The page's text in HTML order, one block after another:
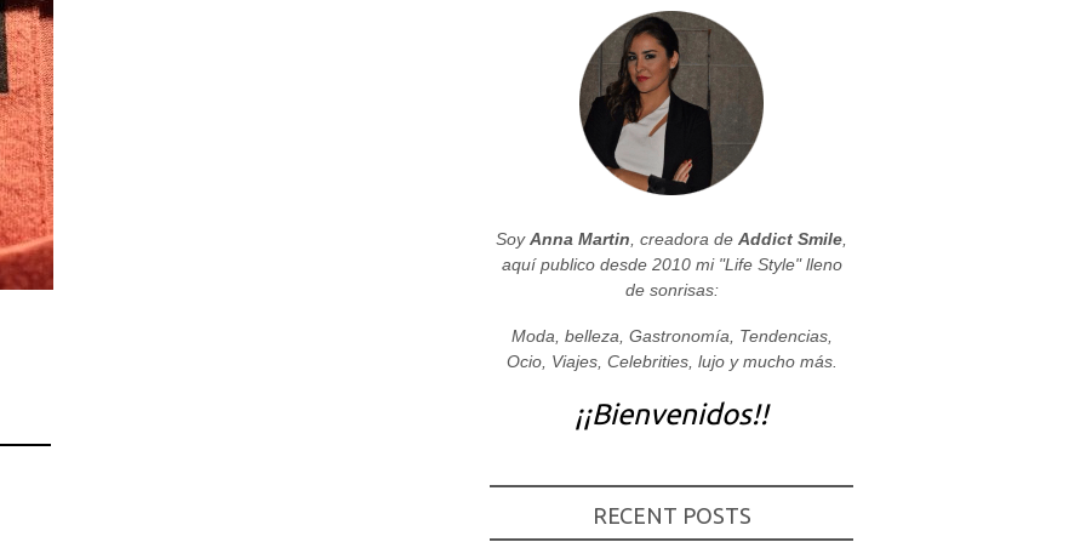
SoyAnna Martin , creadora de Addict Smile
aquí publico desde 2010 mi "Life Style" lleno
de sonrisas:
Moda, belleza, Gastronomía, Tendencias,
Ocio, Viajes, Celebrities, lujo y mucho más.
¡¡Bienvenidos!!
RECENT POSTS